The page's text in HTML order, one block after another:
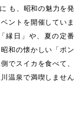
も、昭和の魅力を発
ントを開催していま
縁日」や、夏の定番
和の懐かしい「ポン
でスイカを食べて、
温泉で満喫しません